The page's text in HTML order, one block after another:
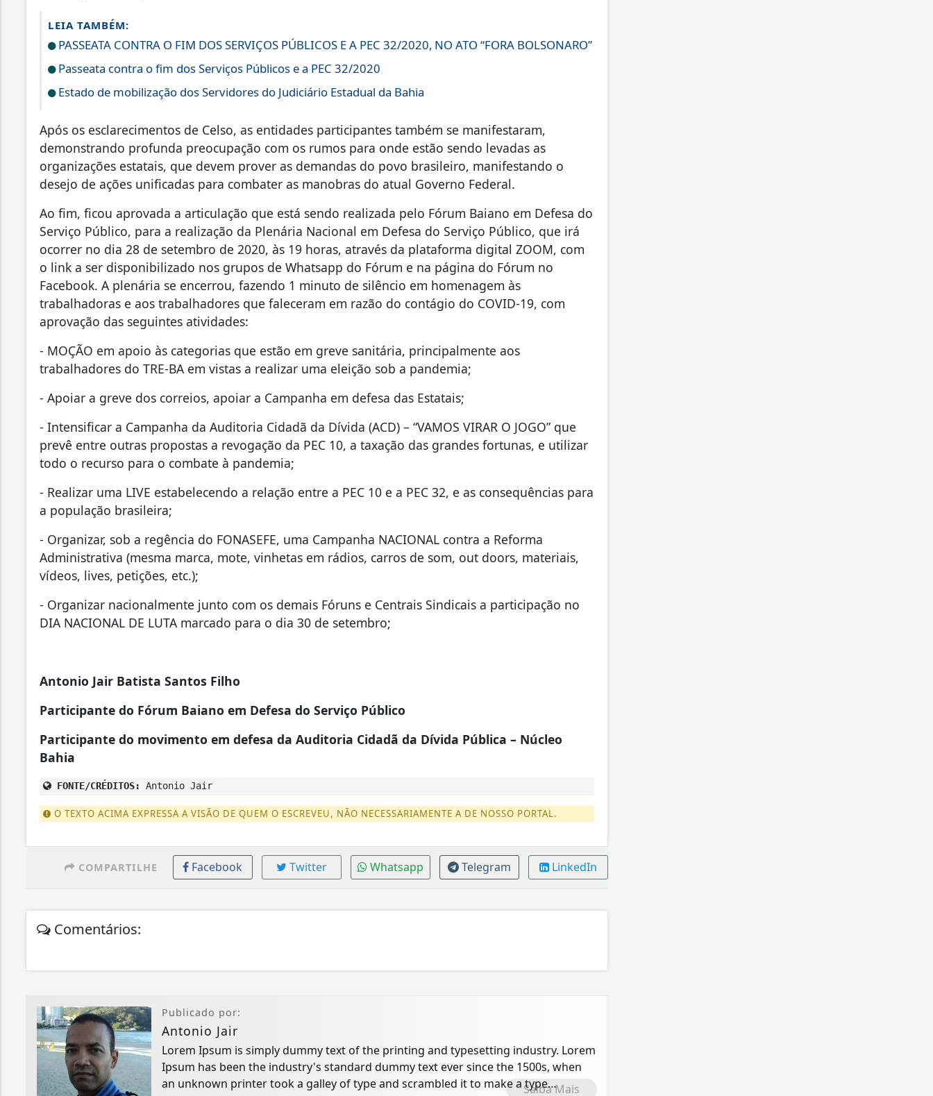
LEIA TAMBÉM:
PASSEATA CONTRA O FIM DOS SERVIÇOS PÚBLICOS E A PEC 32/2020, NO ATO “FORA BOLSONARO”
Passeata contra o fim dos Serviços Públicos e a PEC 32/2020
Estado de mobilização dos Servidores do Judiciário Estadual da Bahia
Após os esclarecimentos de Celso, as entidades participantes também se manifestaram,
demonstrando profunda preocupação com os rumos para onde estão sendo levadas as
organizações estatais, que devem prover as demandas do povo brasileiro, manifestando o
desejo de ações unificadas para combater as manobras do atual Governo Federal.
Ao fim, ficou aprovada a articulação que está sendo realizada pelo Fórum Baiano em Defesa do
Serviço Público, para a realização da Plenária Nacional em Defesa do Serviço Público, que irá
ocorrer no dia 28 de setembro de 2020, às 19 horas, através da plataforma digital ZOOM, com
o link a ser disponibilizado nos grupos de Whatsapp do Fórum e na página do Fórum no
Facebook. A plenária se encerrou, fazendo 1 minuto de silêncio em homenagem às
trabalhadoras e aos trabalhadores que faleceram em razão do contágio do COVID-19, com
aprovação das seguintes atividades:
- MOÇÃO em apoio às categorias que estão em greve sanitária, principalmente aos
trabalhadores do TRE-BA em vistas a realizar uma eleição sob a pandemia;
- Apoiar a greve dos correios, apoiar a Campanha em defesa das Estatais;
- Intensificar a Campanha da Auditoria Cidadã da Dívida (ACD) – “VAMOS VIRAR O JOGO” que
prevê entre outras propostas a revogação da PEC 10, a taxação das grandes fortunas, e utilizar
todo o recurso para o combate à pandemia;
- Realizar uma LIVE estabelecendo a relação entre a PEC 10 e a PEC 32, e as consequências para
a população brasileira;
- Organizar, sob a regência do FONASEFE, uma Campanha NACIONAL contra a Reforma
Administrativa (mesma marca, mote, vinhetas em rádios, carros de som, out doors, materiais,
vídeos, lives, petições, etc.);
- Organizar nacionalmente junto com os demais Fóruns e Centrais Sindicais a participação no
DIA NACIONAL DE LUTA marcado para o dia 30 de setembro;
Antonio Jair Batista Santos Filho
Participante do Fórum Baiano em Defesa do Serviço Público
Participante do movimento em defesa da Auditoria Cidadã da Dívida Pública – Núcleo
Bahia
FONTE/CRÉDITOS: Antonio Jair
O TEXTO ACIMA EXPRESSA A VISÃO DE QUEM O ESCREVEU, NÃO NECESSARIAMENTE A DE NOSSO PORTAL.
COMPARTILHE Facebook Twitter Whatsapp Telegram LinkedIn
Comentários:
Publicado por:
Antonio Jair
Lorem Ipsum is simply dummy text of the printing and typesetting industry. Lorem
Ipsum has been the industry's standard dummy text ever since the 1500s, when
an unknown printer took a galley of type and scrambled it to make a typeSaiba Mais